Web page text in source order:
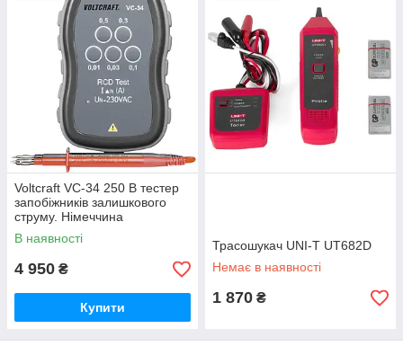
Voltcraft VC-34 250 В тестер
запобіжників залишкового
струму. Німеччина
В наявності
4 950 ₴
Купити
Трасошукач UNI-T UT682D
Немає в наявності
1 870 ₴